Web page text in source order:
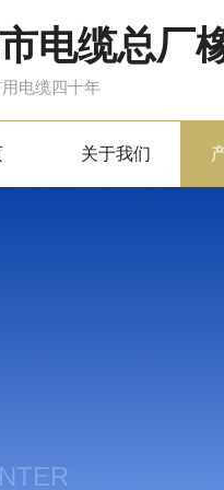
电缆总厂
电缆四十年
关于我们